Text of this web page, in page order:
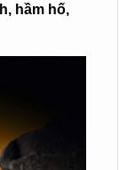
hầm hố,